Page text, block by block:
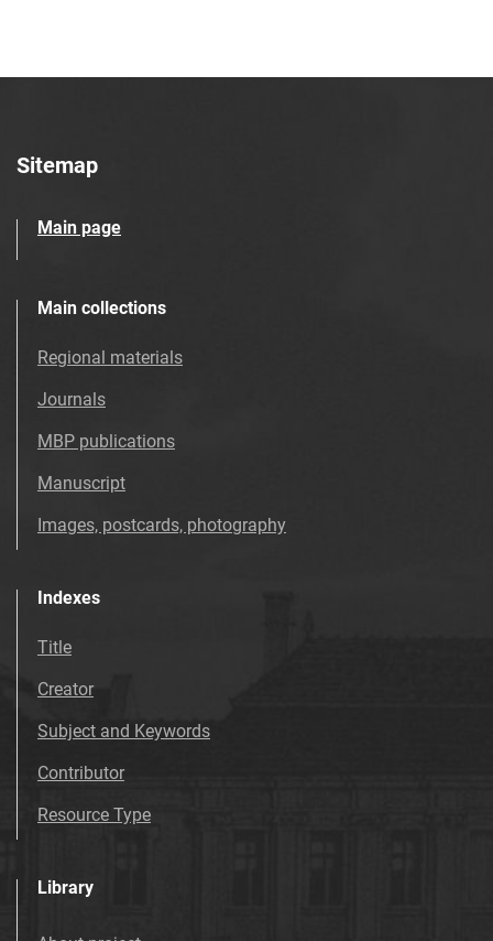
Tarnowskie Azoty : tygodnik. 1997, nr
31
Tarnowskie Azoty : tygodnik. 1997, nr
Tarnowskie Azoty : tygodnik. 1997, nr
36
Tarnowskie Azoty : tygodnik. 1997, nr
Tarnowskie Azoty : tygodnik. 1997, nr
Tarnowskie Azoty : tygodnik. 1997, nr
41
Tarnowskie Azoty : tygodnik. 1997, nr
Tarnowskie Azoty : tygodnik. 1997, nr
Sitemap
Main page
Main collections
Regional materials
Journals
MBP publications
Manuscript
Images, postcards, photography
Indexes
Title
Creator
Subject and Keywords
Contributor
Resource Type
Library